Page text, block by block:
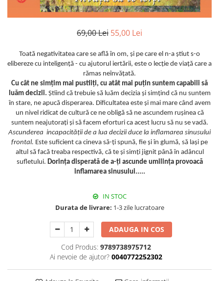
69,00 Lei 55,00 Lei
Toată negativitatea care se află în om, şi pe care el n-a ştiut s-o
elibereze cu inteligenţă - cu ajutorul iertării, este o lecţie de viaţă care a
rămas neînvăţată.
Cu cât ne simţim mai pustiiţi, cu atât mai puţin suntem capabili să
luăm decizii. Ştiind că trebuie să luăm decizia şi simţind că nu suntem
în stare, ne apucă disperarea. Dificultatea este şi mai mare când avem
un nivel ridicat de cultură ce ne obligă să ne ascundem ruşinea că
suntem neajutoraţi şi să facem eforturi ca acest lucru să nu se vadă.
Ascunderea incapacităţii de a lua decizii duce la inflamarea sinusului
frontal. Este suficient ca cineva să-ţi spună, fie şi în glumă, să laşi pe
altul să facă treaba respectivă, că te şi simţi jignit până în adâncul
sufletului. Dorinţa disperată de a-ţi ascunde umilinţa provoacă
inflamarea sinusului.....
IN STOC
Durata de livrare: 1-3 zile lucratoare
ADAUGA IN COS
Cod Produs: 9789738975712
Ai nevoie de ajutor? 0040772252302